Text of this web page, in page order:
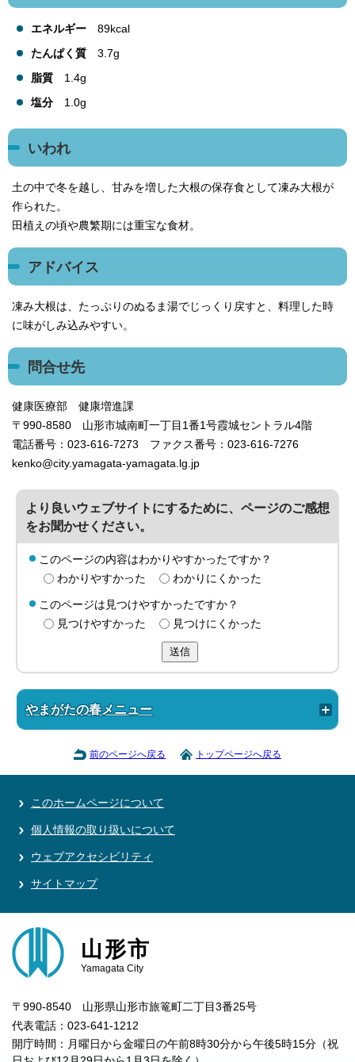
エネルギー 89kcal
たんぱく質 3.7g
脂質 1.4g
塩分 1.0g
いわれ
土の中で冬を越し、甘みを増した大根の保存食として凍み大根が
作られた。
田植えの頃や農繁期には重宝な食材。
アドバイス
凍み大根は、たっぷりのぬるま湯でじっくり戻すと、料理した時
に味がしみ込みやすい。
問合せ先
健康医療部 健康増進課
〒990-8580 山形市城南町一丁目1番1号霞城セントラル4階
電話番号：023-616-7273 ファクス番号：023-616-7276
kenko@city.yamagata-yamagata.lg.jp
より良いウェブサイトにするために、ページのご感想
をお聞かせください。
このページの内容はわかりやすかったですか？
わかりやすかった
わかりにくかった
このページは見つけやすかったですか？
見つけやすかった
見つけにくかった
送信
やまがたの春メニュー
前のページへ戻る トップページへ戻る
このホームページについて
個人情報の取り扱いについて
ウェブアクセシビリティ
サイトマップ
山形市
Yamagata City
〒990-8540 山形県山形市旅篭町二丁目3番25号
代表電話：023-641-1212
開庁時間：月曜日から金曜日の午前8時30分から午後5時15分（祝